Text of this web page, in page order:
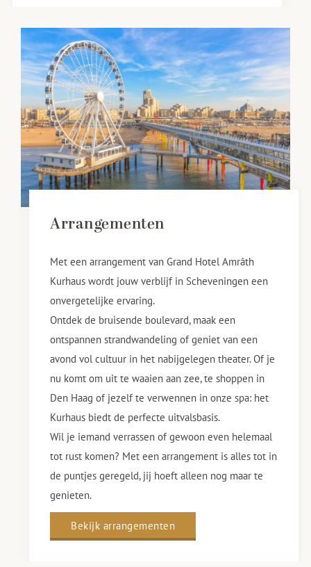
Arrangementen
Met een arrangement van Grand Hotel Amrâth
Kurhaus wordt jouw verblijf in Scheveningen een
onvergetelijke ervaring.
Ontdek de bruisende boulevard, maak een
ontspannen strandwandeling of geniet van een
avond vol cultuur in het nabijgelegen theater. Of je
nu komt om uit te waaien aan zee, te shoppen in
Den Haag of jezelf te verwennen in onze spa: het
Kurhaus biedt de perfecte uitvalsbasis.
Wil je iemand verrassen of gewoon even helemaal
tot rust komen? Met een arrangement is alles tot in
de puntjes geregeld, jij hoeft alleen nog maar te
genieten.
Bekijk arrangementen